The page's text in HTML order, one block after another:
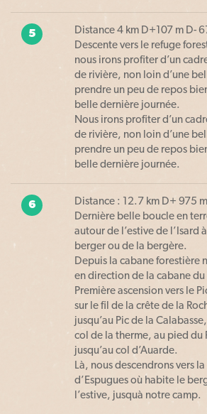
5
Distance 4 km D+107 m D-
Descente vers le refuge
nous irons profiter d’un
de rivière, non loin d’une
prendre un peu de repos
belle dernière journée.
Nous irons profiter d’un
de rivière, non loin d’une
prendre un peu de repos
belle dernière journée.
6
Distance : 12.7 km D+ 975
Dernière belle boucle en
autour de l’estive de l’Isard
berger ou de la bergère.
Depuis la cabane forestière
en direction de la cabane du
Première ascension vers le
sur le fil de la crête de la
jusqu’au Pic de la
col de la therme, au pied du
jusqu’au col d’Auarde.
Là, nous descendrons vers
d’Espugues où habite le
l’estive, jusquà notre camp.